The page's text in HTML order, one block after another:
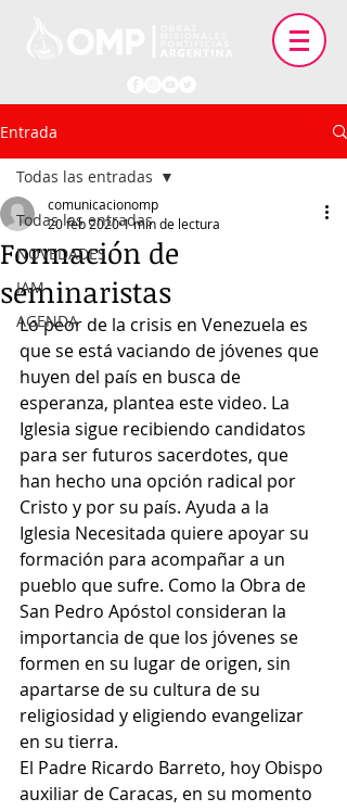
Entrada
Todas las entradas
NOVEDADES
IAM
AGENDA
Todas las entradas
Formación de
seminaristas
comunicacionomp
20 feb 20201 min de lectura
Lo peor de la crisis en Venezuela es
que se está vaciando de jóvenes que
huyen del país en busca de
esperanza, plantea este video. La
Iglesia sigue recibiendo candidatos
para ser futuros sacerdotes, que
han hecho una opción radical por
Cristo y por su país. Ayuda a la
Iglesia Necesitada quiere apoyar su
formación para acompañar a un
pueblo que sufre. Como la Obra de
San Pedro Apóstol consideran la
importancia de que los jóvenes se
formen en su lugar de origen, sin
apartarse de su cultura de su
religiosidad y eligiendo evangelizar
en su tierra.
El Padre Ricardo Barreto, hoy Obispo
auxiliar de Caracas, en su momento